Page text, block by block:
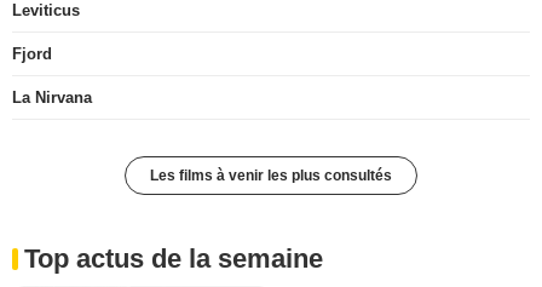
Leviticus
Fjord
La Nirvana
Les films à venir les plus consultés
Top actus de la semaine